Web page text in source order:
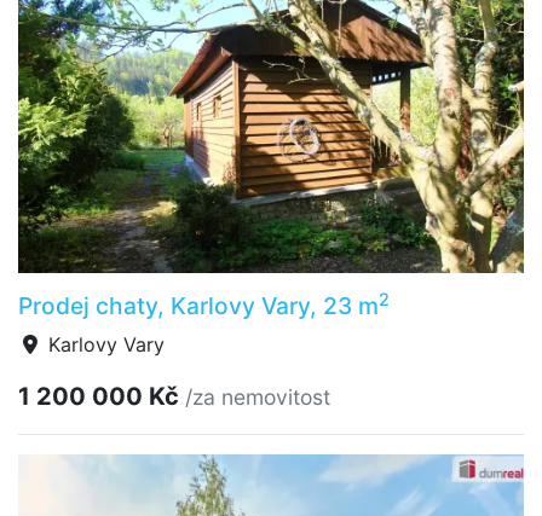
Prodej chaty, Karlovy Vary, 23 m2
Karlovy Vary
1 200 000 Kč /za nemovitost